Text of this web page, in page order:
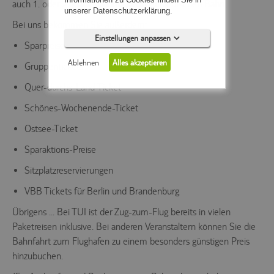
auch 1. oder 2. KlasseBahnticketsder Deutschen Bahn.
Bei uns bekommen Sie außerdem:
Sparpreise
Gruppentickets
Quer-durchs-Land-Ticket
Schönes-Wochenende-Ticket
Ostsee-Ticket
Sparaktions-Preise
Sitzplatzreservierungen
VBB Tickets für Berlin und Brandenburg
Übrigens ... Bei TUI ist der Zug-zum-Flug bereits in vielen
Paketreisen inklusive. Bei anderen Veranstaltern können Sie die
Bahnfahrt zum Flughafen zu einem besonders günstigen Preis
hinzubuchen.
unserer Datenschutzerklärung.
Einstellungen anpassen
Ablehnen Alles akzeptieren
Unspezifiziert (0)
Diese Cookies sind für die